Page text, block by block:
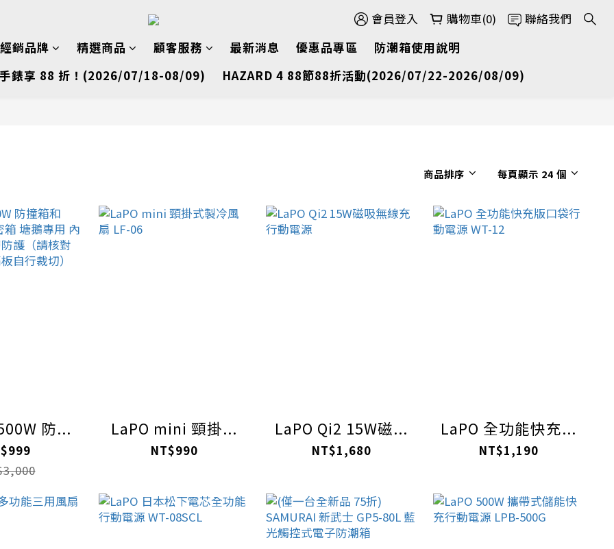
會員登入 購物車(0)
聯絡我們
經銷品牌 精選商品 顧客服務 最新消息 優惠品專區
防潮箱使用說明
錶享 88 折！(2026/07/18-08/09)
HAZARD 4 88節88折活動(2026/07/22-2026/08/09)
商品排序 每頁顯示 24 個
防... LaPO mini 頸掛...
NT$990
LaPO Qi2 15W磁...
NT$1,680
LaPO 全功能快充...
NT$1,190